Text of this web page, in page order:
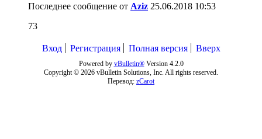
Последнее сообщение от Aziz 25.06.2018 10:53
73
Вход Регистрация Полная версия Вверх
Powered by vBulletin®Version 4.2.0
Copyright © 2026 vBulletin Solutions, Inc. All rights reserved.
Перевод: zCarot